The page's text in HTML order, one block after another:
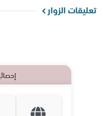
تعليقات الزوار